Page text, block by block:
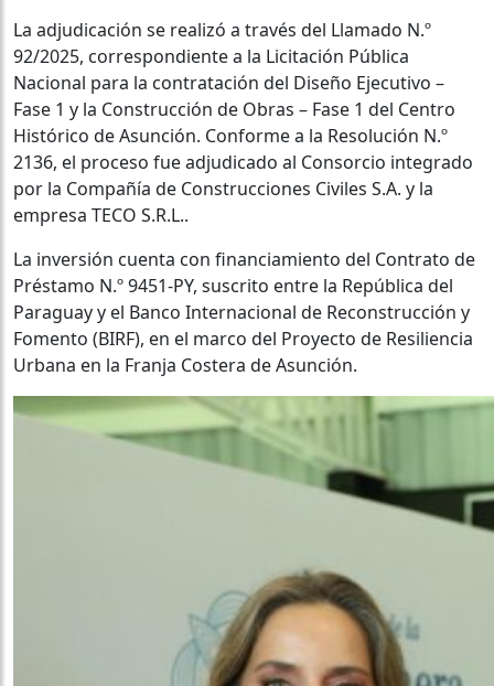
La adjudicación se realizó a través del Llamado N.º
92/2025, correspondiente a la Licitación Pública
Nacional para la contratación del Diseño Ejecutivo –
Fase 1 y la Construcción de Obras – Fase 1 del Centro
Histórico de Asunción. Conforme a la Resolución N.º
2136, el proceso fue adjudicado al Consorcio integrado
por la Compañía de Construcciones Civiles S.A. y la
empresa TECO S.R.L..
La inversión cuenta con financiamiento del Contrato de
Préstamo N.º 9451-PY, suscrito entre la República del
Paraguay y el Banco Internacional de Reconstrucción y
Fomento (BIRF), en el marco del Proyecto de Resiliencia
Urbana en la Franja Costera de Asunción.